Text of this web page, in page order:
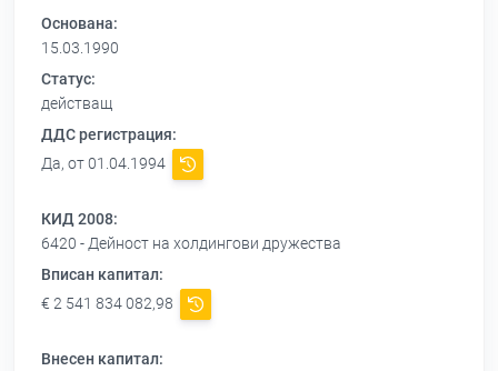
Основана:
15.03.1990
Статус:
действащ
ДДС регистрация:
Да, от 01.04.1994
КИД 2008:
6420 - Дейност на холдингови дружества
Вписан капитал:
€ 2 541 834 082,98
Внесен капитал: